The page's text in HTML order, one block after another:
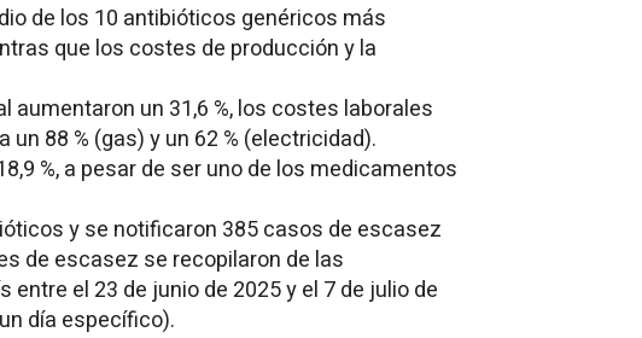
de los 10 antibióticos genéricos más
que los costes de producción y la
un 31,6 %, los costes laborales
un 88 % (gas) y un 62 % (electricidad).
%, a pesar de ser uno de los medicamentos
y se notificaron 385 casos de escasez
de escasez se recopilaron de las
el 23 de junio de 2025 y el 7 de julio de
día específico).